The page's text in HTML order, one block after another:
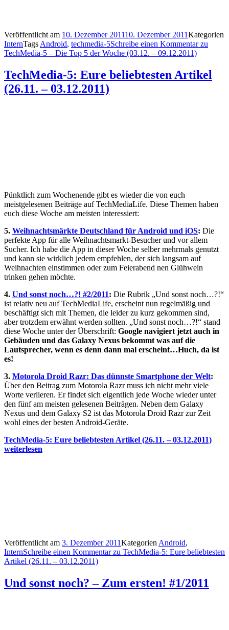
Veröffentlicht am 10. Dezember 201110. Dezember 2011Kategorien
InternTags Android, techmedia-5Schreibe einen Kommentarzu
TechMedia-5 – Die Top 5 der Woche (03.12. – 09.12.2011)
TechMedia-5: Eure beliebtesten Artikel
(26.11. – 03.12.2011)
Pünktlich zum Wochenende gibt es wieder die von euch
meistgelesenen Beiträge auf TechMediaLife. Diese Themen haben
euch diese Woche am meisten interessiert:
5. Weihnachtsmärkte Deutschland für Android und iOS: Die
perfekte App für alle Weihnachtsmarkt-Besucher und vor allem
Sucher. Ich habe die App in dieser Woche selber mehrmals genutzt
und kann sie wirklich jedem empfehlen, der sich langsam auf
Weihnachten einstimmen oder zum Feierabend nen Glühwein
trinken gehen möchte.
4. Und sonst noch…?! #2/2011: Die Rubrik „Und sonst noch…?!“
ist relativ neu auf TechMediaLife, erscheint nun regelmäßig und
beschäftigt sich mit Themen, die leider zu kurz gekommen sind,
aber trotzdem erwähnt werden sollten. „Und sonst noch…?!“ stand
diese Woche unter der Überschrift: Google navigiert jetzt auch in
Gebäuden und das Galaxy Nexus bekommt was auf die
Lautsprecher, wenn es denn dann mal erscheint…Huch, da ist
es!
3. Motorola Droid Razr: Das dünnste Smartphone der Welt:
Über den Beitrag zum Motorola Razr muss ich nicht mehr viele
Worte verlieren. Er findet sich eigentlich jede Woche wieder unter
den fünf am meisten gelesenen Beiträgen. Neben dem Galaxy
Nexus und dem Galaxy S2 ist das Motorola Droid Razr zur Zeit
wohl eines der besten Android-Geräte.
TechMedia-5: Eure beliebtesten Artikel (26.11. – 03.12.2011)
weiterlesen
Veröffentlicht am 3. Dezember 2011Kategorien Android,
InternSchreibe einen Kommentarzu TechMedia-5: Eure beliebtesten
Artikel (26.11. – 03.12.2011)
Und sonst noch? – Zum ersten! #1/2011